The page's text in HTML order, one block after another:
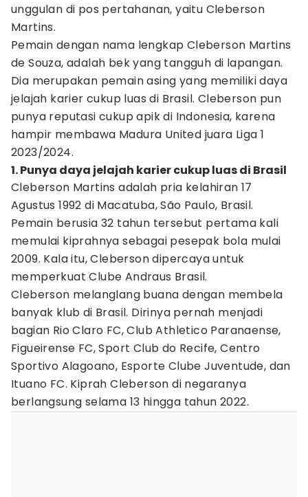
unggulan di pos pertahanan, yaitu Cleberson
Martins.
Pemain dengan nama lengkap Cleberson Martins
de Souza, adalah bek yang tangguh di lapangan.
Dia merupakan pemain asing yang memiliki daya
jelajah karier cukup luas di Brasil. Cleberson pun
punya reputasi cukup apik di Indonesia, karena
hampir membawa Madura United juara Liga 1
2023/2024.
1. Punya daya jelajah karier cukup luas di Brasil
Cleberson Martins adalah pria kelahiran 17
Agustus 1992 di Macatuba, São Paulo, Brasil.
Pemain berusia 32 tahun tersebut pertama kali
memulai kiprahnya sebagai pesepak bola mulai
2009. Kala itu, Cleberson dipercaya untuk
memperkuat Clube Andraus Brasil.
Cleberson melanglang buana dengan membela
banyak klub di Brasil. Dirinya pernah menjadi
bagian Rio Claro FC, Club Athletico Paranaense,
Figueirense FC, Sport Club do Recife, Centro
Sportivo Alagoano, Esporte Clube Juventude, dan
Ituano FC. Kiprah Cleberson di negaranya
berlangsung selama 13 hingga tahun 2022.